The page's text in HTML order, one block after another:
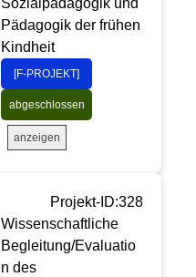
Pädagogik der frühen
Kindheit
[F-PROJEKT]
abgeschlossen
anzeigen
Projekt-ID:328
Wissenschaftliche
Begleitung/Evaluatio
n des